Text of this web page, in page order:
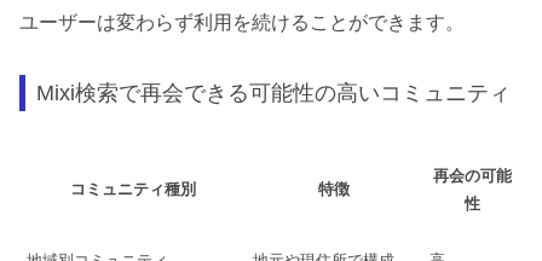
ユーザーは変わらず利用を続けることができます。
Mixi検索で再会できる可能性の高いコミュニティ
コミュニティ種別 特徴
再会の可能
性